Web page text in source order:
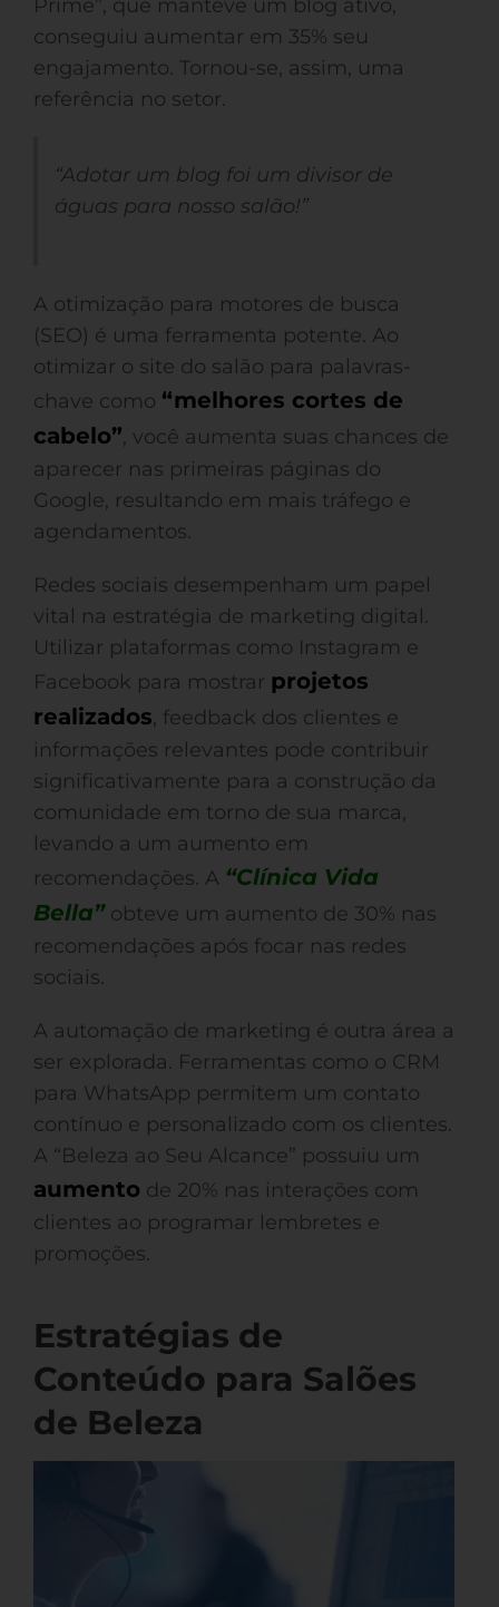
Prime”, que manteve um blog ativo,
conseguiu aumentar em 35% seu
engajamento. Tornou-se, assim, uma
referência no setor.
“Adotar um blog foi um divisor de
águas para nosso salão!”
A otimização para motores de busca
(SEO) é uma ferramenta potente. Ao
otimizar o site do salão para palavras-
chave como “melhores cortes de
cabelo”, você aumenta suas chances de
aparecer nas primeiras páginas do
Google, resultando em mais tráfego e
agendamentos.
Redes sociais desempenham um papel
vital na estratégia de marketing digital.
Utilizar plataformas como Instagram e
Facebook para mostrar projetos
realizados, feedback dos clientes e
informações relevantes pode contribuir
significativamente para a construção da
comunidade em torno de sua marca,
levando a um aumento em
recomendações. A “Clínica Vida
Bella”obteve um aumento de 30% nas
recomendações após focar nas redes
sociais.
A automação de marketing é outra área a
ser explorada. Ferramentas como o CRM
para WhatsApp permitem um contato
contínuo e personalizado com os clientes.
A “Beleza ao Seu Alcance” possuiu um
aumento de 20% nas interações com
clientes ao programar lembretes e
promoções.
Estratégias de
Conteúdo para Salões
de Beleza